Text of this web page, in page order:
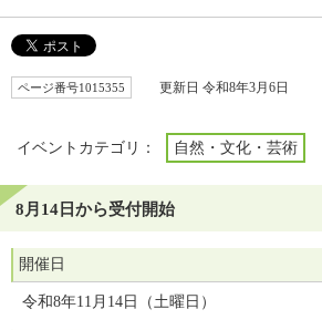
ページ番号1015355 更新日 令和8年3月6日
イベントカテゴリ： 自然・文化・芸術
8月14日から受付開始
開催日
令和8年11月14日（土曜日）